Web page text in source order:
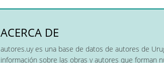
ACERCA DE
autores.uy es una base de datos de autores de
información sobre las obras y autores que forman